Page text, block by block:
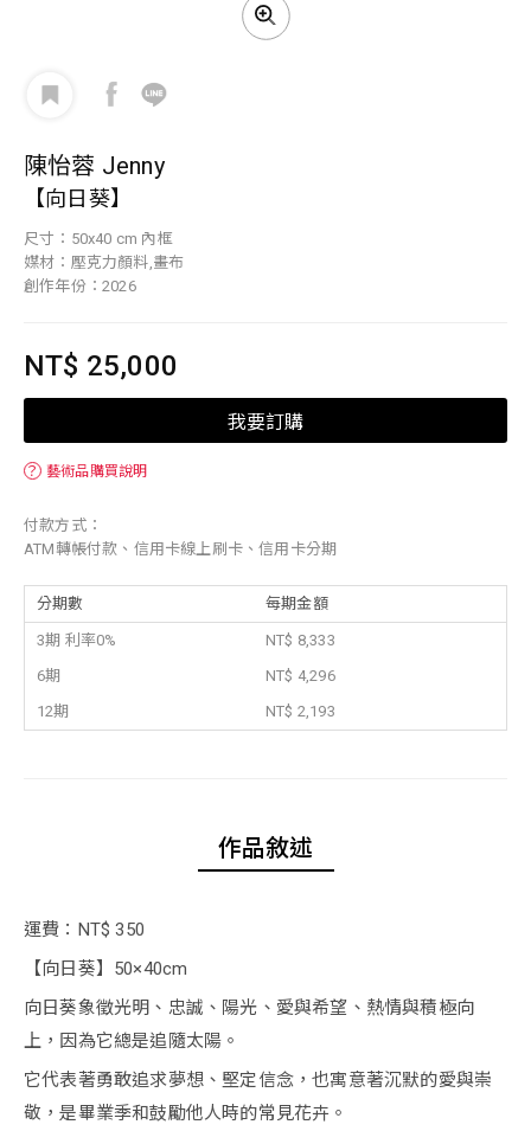
陳怡蓉 Jenny
【向日葵】
尺寸：50x40 cm 內框
媒材：壓克力顏料,畫布
創作年份：2026
NT$ 25,000
我要訂購
？ 藝術品購買說明
付款方式：
ATM轉帳付款、信用卡線上刷卡、信用卡分期
分期數 每期金額
3期 利率0%
NT$ 8,333
6期
NT$ 4,296
12期
NT$ 2,193
作品敘述
運費：NT$ 350
【向日葵】50×40cm
向日葵象徵光明、忠誠、陽光、愛與希望、熱情與積極向
上，因為它總是追隨太陽。
它代表著勇敢追求夢想、堅定信念，也寓意著沉默的愛與崇
敬，是畢業季和鼓勵他人時的常見花卉。